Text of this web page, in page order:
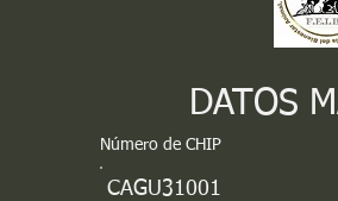
DATOS
Número de CHIP
CAGU31001